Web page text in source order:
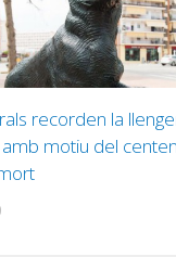
recorden la
motiu del